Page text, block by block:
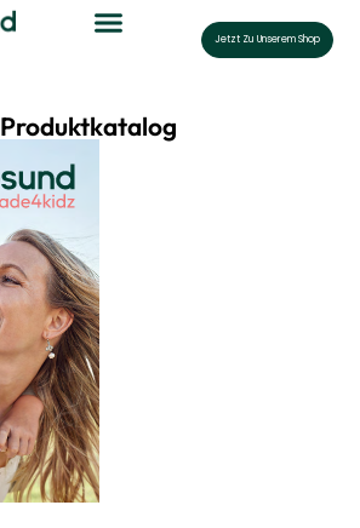
Jetzt Zu Unserem Shop
Produktkatalog